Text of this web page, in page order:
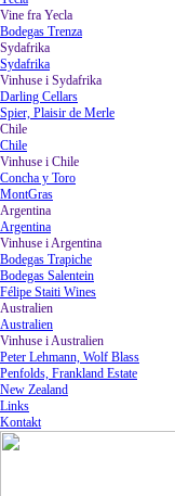
Vine fra Yecla
Bodegas Trenza
Sydafrika
Sydafrika
Vinhuse i Sydafrika
Darling Cellars
Spier, Plaisir de Merle
Chile
Chile
Vinhuse i Chile
Concha y Toro
MontGras
Argentina
Argentina
Vinhuse i Argentina
Bodegas Trapiche
Bodegas Salentein
Félipe Staiti Wines
Australien
Australien
Vinhuse i Australien
Peter Lehmann, Wolf Blass
Penfolds, Frankland Estate
New Zealand
Links
Kontakt